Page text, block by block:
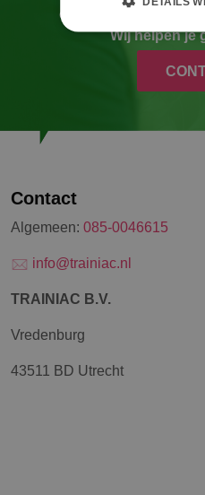
om zo de waarde
Wij helpen je
Contact
Algemeen: 085-0046615
info@trainiac.nl
TRAINIAC B.V.
Vredenburg
43511 BD Utrecht